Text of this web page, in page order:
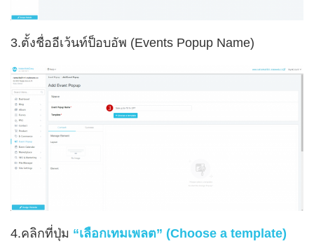
3.ตั้งชื่ออีเว้นท์ป็อบอัพ (Events Popup Name)
4.คลิกที่ปุ่ม “เลือกเทมเพลต” (Choose a template)